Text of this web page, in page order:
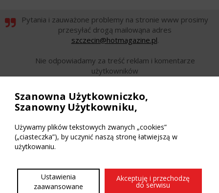
Pytania i zauważone problemy na stronie www prosimy
przesyłać drogą mailowąna adres
szczecin@hotmagazine.pl.
Nie odpowiadamy za treść reklam i komentarze
użytkowników
Kopiowanie materiałów wyłącznie za naszą zgodą.
Redakcja Hot Magazine
Szanowna Użytkowniczko,
Szanowny Użytkowniku,
Używamy plików tekstowych zwanych „cookies”
(„ciasteczka”), by uczynić naszą stronę łatwiejszą w
użytkowaniu.
Ustawienia
zaawansowane
Akceptuję i przechodzę
do serwisu